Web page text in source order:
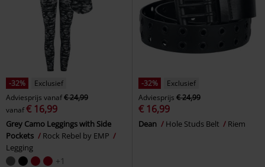
-32%
Exclusief
Adviesprijs vanaf€ 24,99
vanaf€ 16,99
Grey Camo Leggings with Side
Pockets
Rock Rebel by EMP
Legging
+1
-32%
Exclusief
Adviesprijs € 24,99
€ 16,99
Dean Hole Studs Belt Riem